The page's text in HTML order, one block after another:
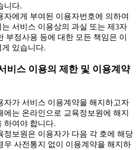
니다.
에게 부여된 이용자번호에 의하여
는 서비스 이용상의 과실 또는 제3자
부정사용 등에 대한 모든 책임은 이
게 있습니다.
비스 이용의 제한 및 이용계약
가 서비스 이용계약을 해지하고자
에는 온라인으로 교육정보원에 해지
하여야 합니다.
보원은 이용자가 다음 각 호에 해당
우 사전통지 없이 이용계약을 해지하